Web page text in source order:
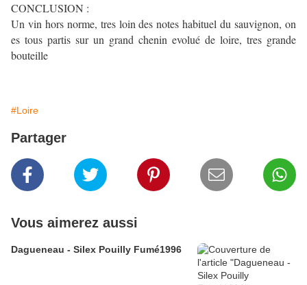
CONCLUSION :
Un vin hors norme, tres loin des notes habituel du sauvignon, on
es tous partis sur un grand chenin evolué de loire, tres grande
bouteille
#Loire
Partager
Vous aimerez aussi
Dagueneau - Silex Pouilly Fumé1996